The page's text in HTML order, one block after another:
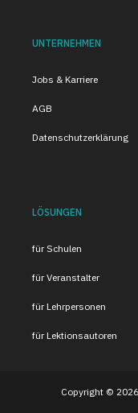
UNTERNEHMEN
Jobs & Karriere
AGB
Datenschutzerklärung
LÖSUNGEN
für Schulen
für Veranstalter
für Lehrpersonen
für Lektionsautoren
Copyright ©